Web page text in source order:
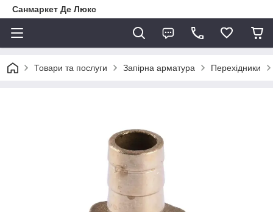
Санмаркет Де Люкс
Товари та послуги Запірна арматура Перехідники